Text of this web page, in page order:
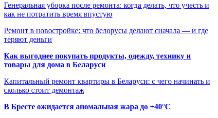
Генеральная уборка после ремонта: когда делать, что учесть и
как не потратить время впустую
Ремонт в новостройке: что белорусы делают сначала — и где
теряют деньги
Как выгоднее покупать продукты, одежду, технику и
товары для дома в Беларуси
Капитальный ремонт квартиры в Беларуси: с чего начинать и
сколько стоит демонтаж
В Бресте ожидается аномальная жара до +40°C